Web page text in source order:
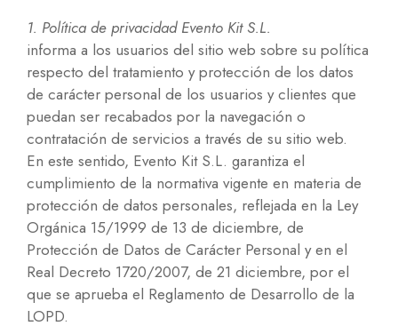
1. Política de privacidad Evento Kit S.L.
informa a los usuarios del sitio web sobre su política
respecto del tratamiento y protección de los datos
de carácter personal de los usuarios y clientes que
puedan ser recabados por la navegación o
contratación de servicios a través de su sitio web.
En este sentido, Evento Kit S.L. garantiza el
cumplimiento de la normativa vigente en materia de
protección de datos personales, reflejada en la Ley
Orgánica 15/1999 de 13 de diciembre, de
Protección de Datos de Carácter Personal y en el
Real Decreto 1720/2007, de 21 diciembre, por el
que se aprueba el Reglamento de Desarrollo de la
LOPD.